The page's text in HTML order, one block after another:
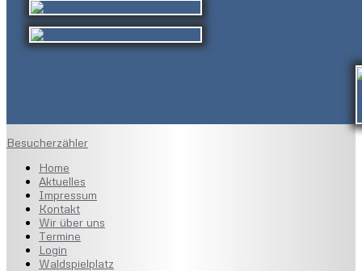
Besucherzähler
Home
Aktuelles
Impressum
Kontakt
Wir über uns
Termine
Login
Waldspielplatz